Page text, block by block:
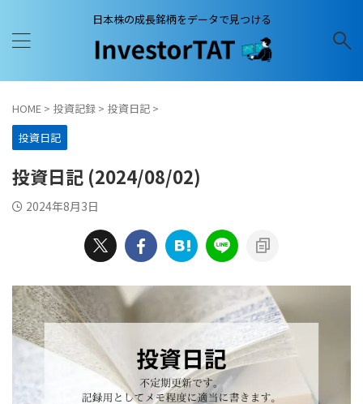
日本株の成長銘柄をデータで見つける
HOME > 投資記録 > 投資日記 >
投資日記
投資日記 (2024/08/02)
2024年8月3日